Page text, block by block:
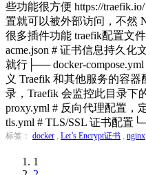
些功能很方便 https://
置就可以被外部访问，不然
很多插件功能 traefik配置文
acme.json # 证书信息持久
就行├── docker-
义 Traefik 和其他服务的容
录，Traefik 会监控此目录下
proxy.yml # 反向代理配置
tls.yml # TLS/SSL 证书配置
标签： docker , Let’s Encrypt证书 , nginx
1